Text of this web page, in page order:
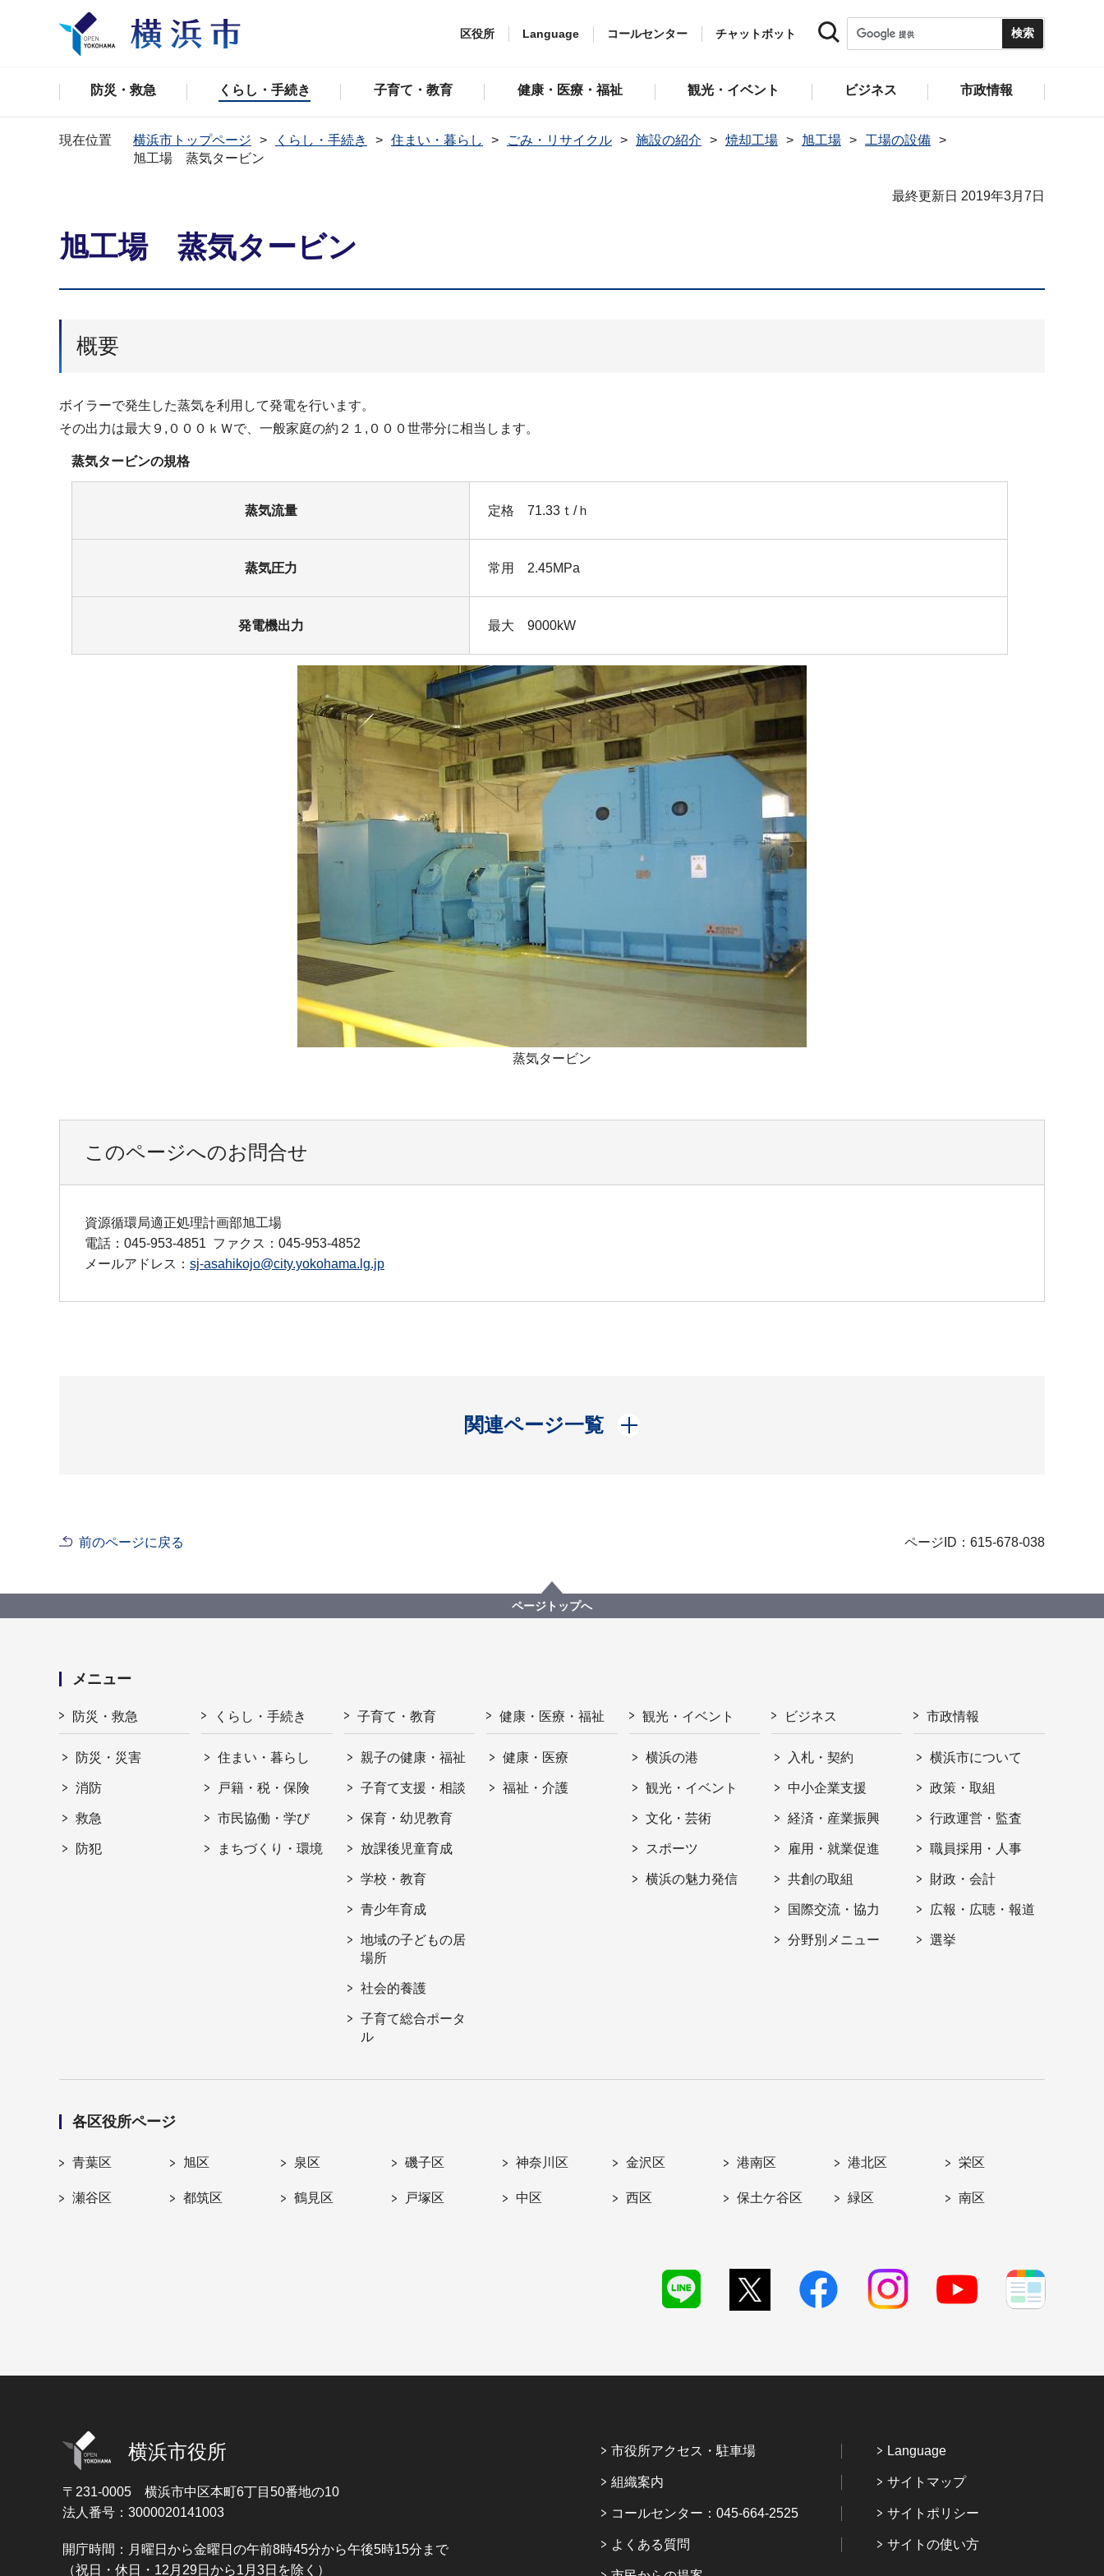
区役所 Language コールセンター チャットボット
防災・救急 くらし・手続き 子育て・教育 健康・医療・福祉 観光・イベント ビジネス 市政情報
現在位置 横浜市トップページ くらし・手続き 住まい・暮らし ごみ・リサイクル 施設の紹介 焼却工場 旭工場
工場の設備
旭工場 蒸気タービン
最終更新日 2019年3月7日
旭工場 蒸気タービン
概要
ボイラーで発生した蒸気を利用して発電を行います。
その出力は最大９,０００ｋＷで、一般家庭の約２１,０００世帯分に相当します。
蒸気タービンの規格
蒸気流量 定格 71.33ｔ/ｈ
蒸気圧力 常用 2.45MPa
発電機出力 最大 9000kW
蒸気タービン
このページへのお問合せ
資源循環局適正処理計画部旭工場
電話：045-953-4851 ファクス：045-953-4852
メールアドレス： sj-asahikojo@city.yokohama.lg.jp
関連ページ一覧
開く
前のページに戻る ページID：615-678-038
ページトップへ
メニュー
防災・救急
防災・災害
消防
救急
防犯
くらし・手続き
住まい・暮らし
戸籍・税・保険
市民協働・学び
まちづくり・環境
子育て・教育
親子の健康・福祉
子育て支援・相談
保育・幼児教育
放課後児童育成
学校・教育
青少年育成
地域の子どもの居
場所
社会的養護
子育て総合ポータ
ル
健康・医療・福祉
健康・医療
福祉・介護
観光・イベント
横浜の港
観光・イベント
文化・芸術
スポーツ
横浜の魅力発信
ビジネス
入札・契約
中小企業支援
経済・産業振興
雇用・就業促進
共創の取組
国際交流・協力
分野別メニュー
市政情報
横浜市について
政策・取組
行政運営・監査
職員採用・人事
財政・会計
広報・広聴・報道
選挙
各区役所ページ
青葉区 旭区 泉区 磯子区 神奈川区 金沢区 港南区 港北区 栄区
瀬谷区 都筑区 鶴見区 戸塚区 中区 西区 保土ケ谷区 緑区 南区
横浜市役所
〒231-0005 横浜市中区本町6丁目50番地の10
法人番号：3000020141003
開庁時間：月曜日から金曜日の午前8時45分から午後5時15分まで
（祝日・休日・12月29日から1月3日を除く）
市役所アクセス・駐車場
組織案内
コールセンター：045-664-2525
よくある質問
Language
サイトマップ
サイトポリシー
サイトの使い方